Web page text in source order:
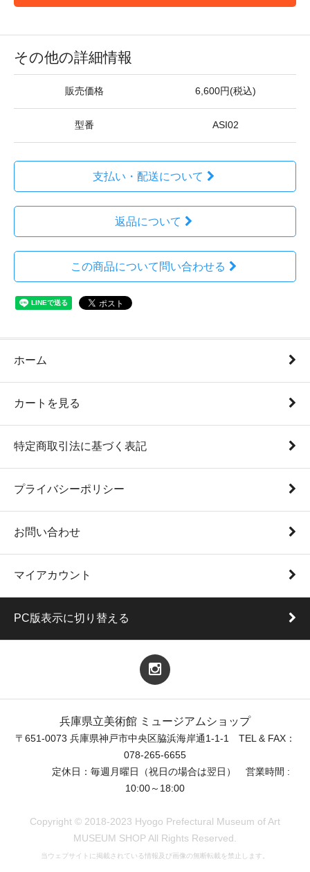
その他の詳細情報
販売価格 6,600円(税込)
型番 ASI02
支払い・配送について
返品について
この商品について問い合わせる
ホーム
カートを見る
特定商取引法に基づく表記
プライバシーポリシー
お問い合わせ
マイアカウント
PC版表示に切り替える
兵庫県立美術館 ミュージアムショップ
〒651-0073 兵庫県神戸市中央区脇浜海岸通1-1-1 TEL & FAX：
078-265-6655
定休日：毎週月曜日（祝日の場合は翌日） 営業時間 :
10:00～18:00
Copyright © 2018-2023 Hyogo Prefectural Museum of Art
MUSEUM SHOP All Rights Reserved.
当ウェブサイトに掲載されている情報及び画像の無断転載を禁止します。